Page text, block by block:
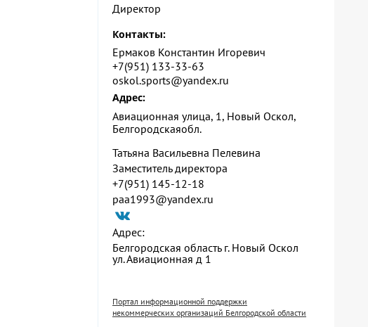
Директор
Контакты:
Ермаков Константин Игоревич
+7(951) 133-33-63
oskol.sports@yandex.ru
Адрес:
Авиационная улица, 1, Новый Оскол,
Белгородскаяобл.
Татьяна Васильевна Пелевина
Заместитель директора
+7(951) 145-12-18
paa1993@yandex.ru
Адрес:
Белгородская область г. Новый Оскол
ул. Авиационная д 1
Портал информационной поддержки
некоммерческих организаций Белгородской области